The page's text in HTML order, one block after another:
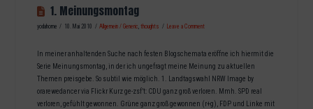
1. Meinungsmontag
yodahome 10. Mai 2010 Allgemein / Generic,thoughts Leave a Comment
In meiner anhaltenden Suche nach festen Blogschemata eröffne ich hiermit die
Serie Meinungsmontag, in der ich ungefragt meine Meinung zu aktuellen
Themen preisgebe. So subtil wie möglich. 1. Landtagswahl NRW Image by
orarewedancer via Flickr Kurz ge-zsf’t: CDU ganz groß verloren. Mmh. SPD real
verloren, gefühlt gewonnen. Grüne ganz groß gewonnen (r+g), FDP und Linke mit